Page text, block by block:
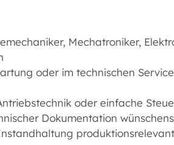
Mechatroniker,
oder im technischen
oder einfache
Dokumentation